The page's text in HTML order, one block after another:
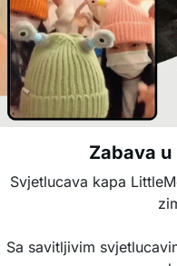
Zabava
Svjetlucava kapa
Sa savitljivim